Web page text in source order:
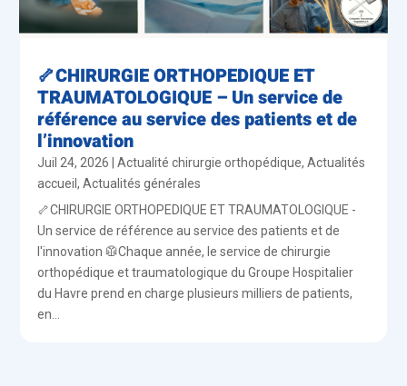
🦴CHIRURGIE ORTHOPEDIQUE ET
TRAUMATOLOGIQUE – Un service de
référence au service des patients et de
l’innovation
Juil 24, 2026 |Actualité chirurgie orthopédique,Actualités
accueil,Actualités générales
🦴CHIRURGIE ORTHOPEDIQUE ET TRAUMATOLOGIQUE -
Un service de référence au service des patients et de
l'innovation 🥼Chaque année, le service de chirurgie
orthopédique et traumatologique du Groupe Hospitalier
du Havre prend en charge plusieurs milliers de patients,
en...